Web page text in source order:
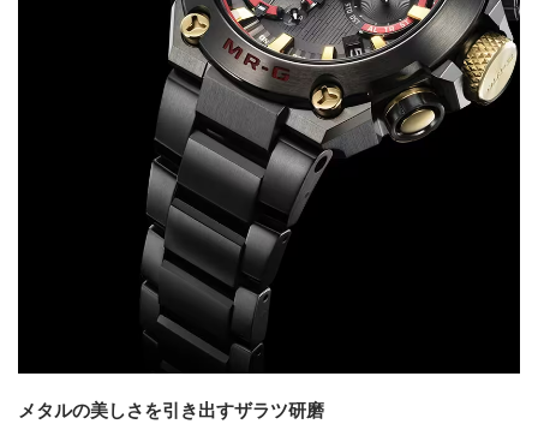
メタルの美しさを引き出すザラツ研磨